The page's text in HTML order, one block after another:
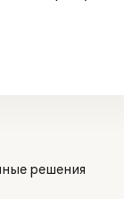
решения